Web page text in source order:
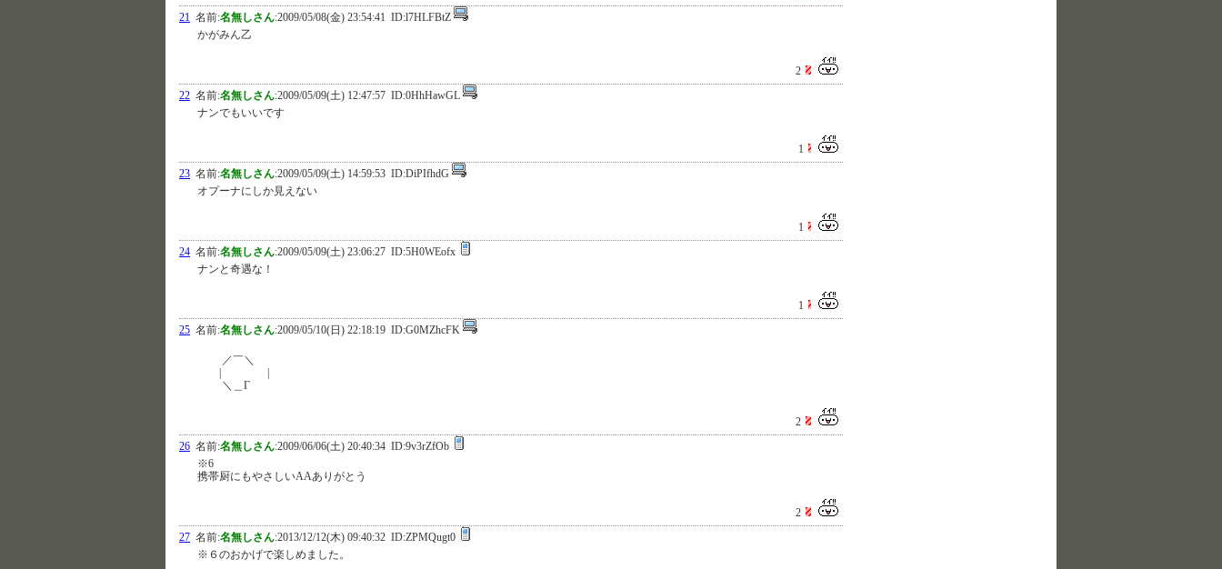
21 名前:名無しさん:2009/05/08(金) 23:54:41 ID:l7HLFBtZ
かがみん乙
2
22 名前:名無しさん:2009/05/09(土) 12:47:57 ID:0HhHawGL
ナンでもいいです
1
23 名前:名無しさん:2009/05/09(土) 14:59:53 ID:DiPIfhdG
オプーナにしか見えない
1
24 名前:名無しさん:2009/05/09(土) 23:06:27 ID:5H0WEofx
ナンと奇遇な！
1
25 名前:名無しさん:2009/05/10(日) 22:18:19 ID:G0MZhcFK
／￣＼
＼＿Γ
2
26 名前:名無しさん:2009/06/06(土) 20:40:34 ID:9v3rZfOb
※6
携帯厨にもやさしいAAありがとう
2
27 名前:名無しさん:2013/12/12(木) 09:40:32 ID:ZPMQugt0
※６のおかげで楽しめました。